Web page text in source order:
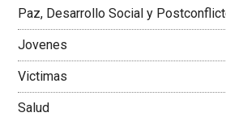
Paz, Desarrollo Social y
Jovenes
Victimas
Salud